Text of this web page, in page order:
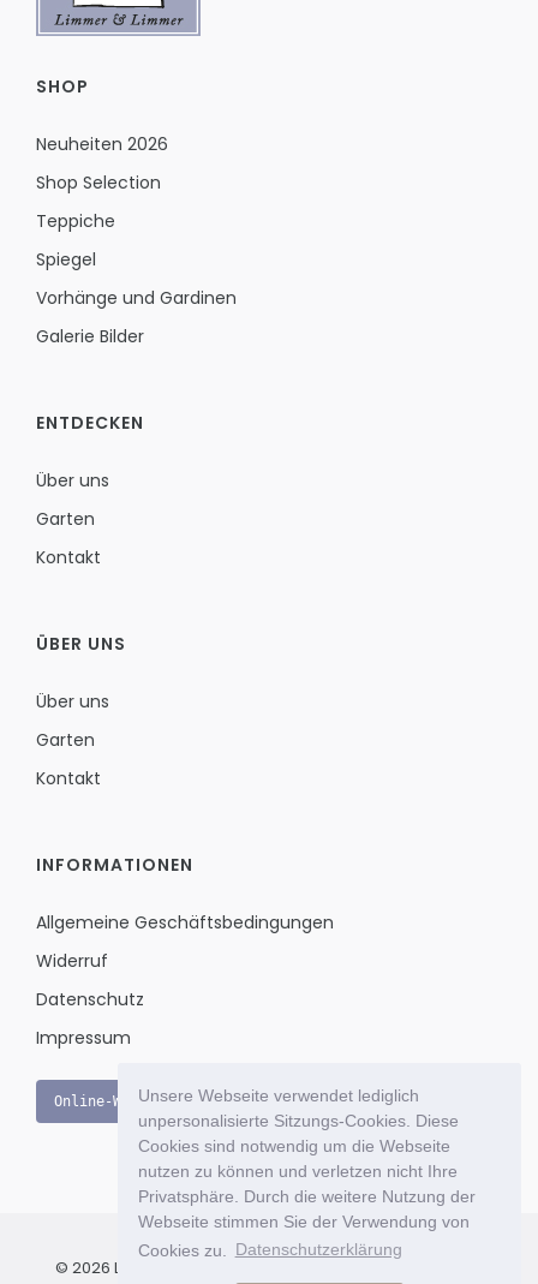
Unsere Webseite verwendet lediglich
unpersonalisierte Sitzungs-Cookies. Diese
Cookies sind notwendig um die Webseite
nutzen zu können und verletzen nicht Ihre
Privatsphäre. Durch die weitere Nutzung der
Webseite stimmen Sie der Verwendung von
Cookies zu.
Datenschutzerklärung
SHOP
Neuheiten 2026
Shop Selection
Teppiche
Spiegel
Vorhänge und Gardinen
Galerie Bilder
ENTDECKEN
Über uns
Garten
Kontakt
ÜBER UNS
Über uns
Garten
Kontakt
INFORMATIONEN
Allgemeine Geschäftsbedingungen
Widerruf
Datenschutz
Impressum
Online-Widerruf
© 2026 Le Bon Jour - Das exklusive Einkaufsportal für Ihr